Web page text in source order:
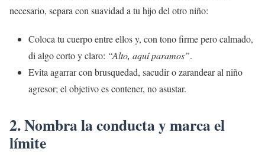
necesario, separa con suavidad a tu hijo del otro niño:
Coloca tu cuerpo entre ellos y, con tono firme pero calmado,
di algo corto y claro: “Alto, aquí paramos”.
Evita agarrar con brusquedad, sacudir o zarandear al niño
agresor; el objetivo es contener, no asustar.
2. Nombra la conducta y marca el
límite